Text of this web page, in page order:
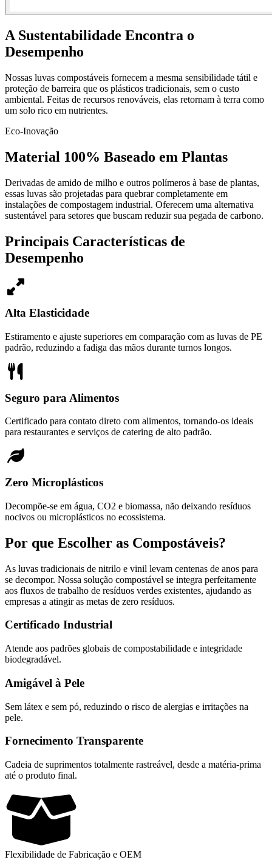
A Sustentabilidade Encontra o
Desempenho
Nossas luvas compostáveis fornecem a mesma sensibilidade tátil e
proteção de barreira que os plásticos tradicionais, sem o custo
ambiental. Feitas de recursos renováveis, elas retornam à terra como
um solo rico em nutrientes.
Eco-Inovação
Material 100% Baseado em Plantas
Derivadas de amido de milho e outros polímeros à base de plantas,
essas luvas são projetadas para quebrar completamente em
instalações de compostagem industrial. Oferecem uma alternativa
sustentável para setores que buscam reduzir sua pegada de carbono.
Principais Características de
Desempenho
Alta Elasticidade
Estiramento e ajuste superiores em comparação com as luvas de PE
padrão, reduzindo a fadiga das mãos durante turnos longos.
Seguro para Alimentos
Certificado para contato direto com alimentos, tornando-os ideais
para restaurantes e serviços de catering de alto padrão.
Zero Microplásticos
Decompõe-se em água, CO2 e biomassa, não deixando resíduos
nocivos ou microplásticos no ecossistema.
Por que Escolher as Compostáveis?
As luvas tradicionais de nitrilo e vinil levam centenas de anos para
se decompor. Nossa solução compostável se integra perfeitamente
aos fluxos de trabalho de resíduos verdes existentes, ajudando as
empresas a atingir as metas de zero resíduos.
Certificado Industrial
Atende aos padrões globais de compostabilidade e integridade
biodegradável.
Amigável à Pele
Sem látex e sem pó, reduzindo o risco de alergias e irritações na
pele.
Fornecimento Transparente
Cadeia de suprimentos totalmente rastreável, desde a matéria-prima
até o produto final.
Flexibilidade de Fabricação e OEM